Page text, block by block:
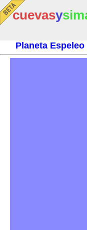
cuevasy
Planeta Espeleo